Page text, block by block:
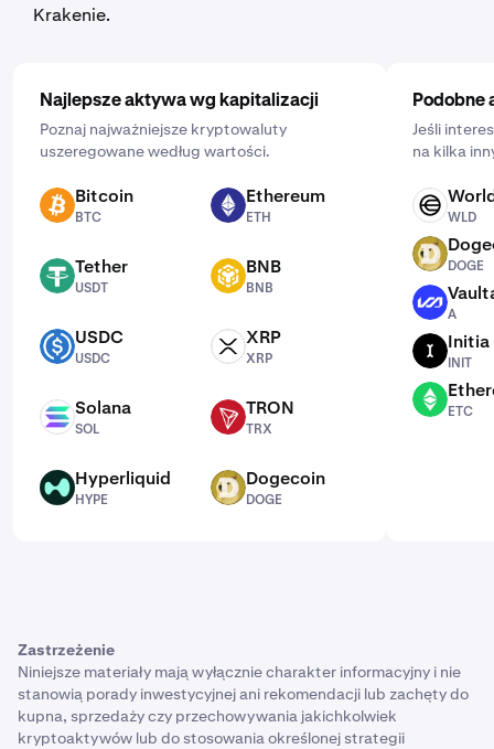
Krakenie.
Najlepsze aktywa wg kapitalizacji
Poznaj najważniejsze kryptowaluty
uszeregowane według wartości.
BTC Bitcoin
BTC
ETH Ethereum
ETH
USDT Tether
USDT
BNB BNB
BNB
USDC USDC
USDC
XRP XRP
XRP
SOL Solana
SOL
TRX TRON
TRX
HYPE Hyperliquid
HYPE
DOGE Dogecoin
DOGE
Podobne
Jeśli
na kilka
WLD
WLD
DOGE
DOGE
A
A
Initia
INIT
ETC
ETC
Zastrzeżenie
Niniejsze materiały mają wyłącznie charakter informacyjny i nie
stanowią porady inwestycyjnej ani rekomendacji lub zachęty do
kupna, sprzedaży czy przechowywania jakichkolwiek
kryptoaktywów lub do stosowania określonej strategii